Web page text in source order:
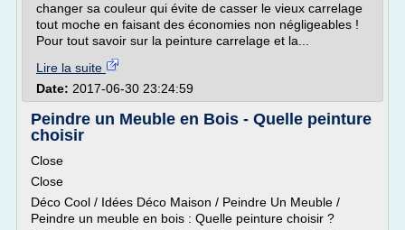
changer sa couleur qui évite de casser le vieux carrelage
tout moche en faisant des économies non négligeables !
Pour tout savoir sur la peinture carrelage et la...
Lire la suite
Date: 2017-06-30 23:24:59
Peindre un Meuble en Bois - Quelle peinture
choisir
Close
Close
Déco Cool / Idées Déco Maison / Peindre Un Meuble /
Peindre un meuble en bois : Quelle peinture choisir ?